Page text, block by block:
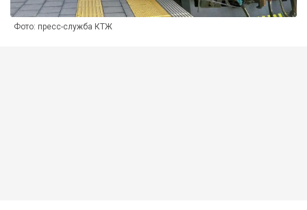
Фото: пресс-служба КТЖ